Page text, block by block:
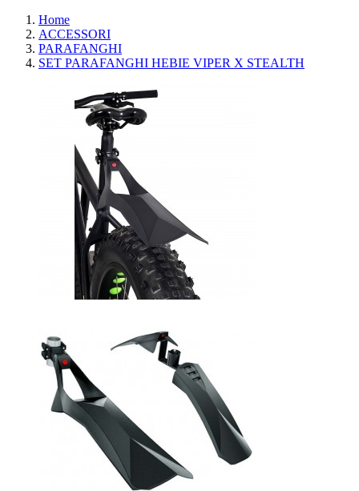
Home
ACCESSORI
PARAFANGHI
SET PARAFANGHI HEBIE VIPER X STEALTH